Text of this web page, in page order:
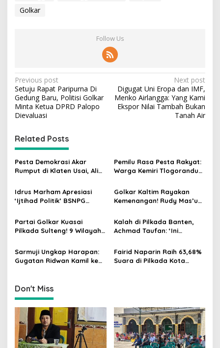
Golkar
Follow Us
P
o
s
n
a
v
g
a
t
i
o
n
Previous post
Setuju Rapat Paripurna Di
Gedung Baru, Politisi Golkar
Minta Ketua DPRD Palopo
Dievaluasi
Next post
Digugat Uni Eropa dan IMF,
Menko Airlangga: Yang Kami
Ekspor Nilai Tambah Bukan
Tanah Air
Related Posts
Pesta Demokrasi Akar
Rumput di Klaten Usai, Alim
Kursi Ketua RW 04 Kemiri
Pemilu Rasa Pesta Rakyat:
Warga Kemiri Tlogorandu
Demokratis, Rebutan Door
Prize Menarik!
Idrus Marham Apresiasi
‘Ijtihad Politik’ BSNPG
Agar Rakyat Jadi Aktor
Utama di Pemilu!
Golkar Kaltim Rayakan
Kemenangan! Rudy Mas’ud-
MK Tegaskan Hasil Pilgub
Partai Golkar Kuasai
Pilkada Sulteng! 9 Wilayah
Hanya 4
Kalah di Pilkada Banten,
Achmad Taufan: ‘Ini
Saatnya Strategi Bangkit
untuk 2029!
Sarmuji Ungkap Harapan:
Gugatan Ridwan Kamil ke
Fairid Naparin Raih 63,68%
Suara di Pilkada Kota
Don't Miss